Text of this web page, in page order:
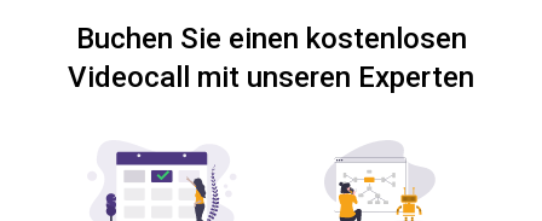
Buchen Sie einen kostenlosen
Videocall mit unseren Experten